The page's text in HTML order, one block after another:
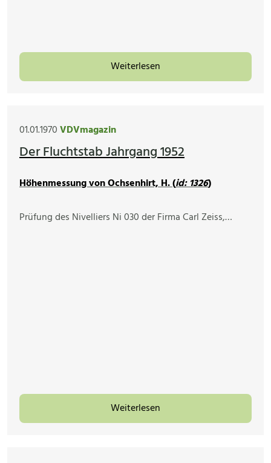
Weiterlesen
01.01.1970VDVmagazin
Der Fluchtstab Jahrgang 1952
Höhenmessung von Ochsenhirt, H. (id: 1326)
Prüfung des Nivelliers Ni 030 der Firma Carl Zeiss,…
Weiterlesen